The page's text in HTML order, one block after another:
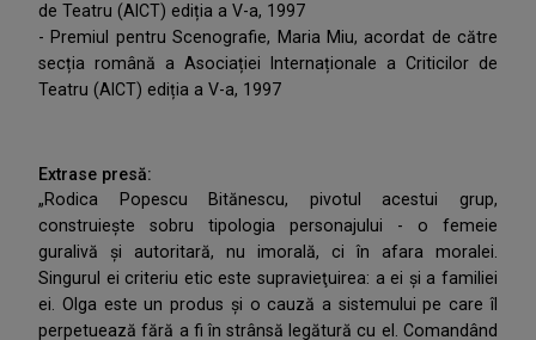
de Teatru (AICT) ediția a V-a, 1997
- Premiul pentru Scenografie, Maria Miu, acordat de către
secția română a Asociației Internaționale a Criticilor de
Teatru (AICT) ediția a V-a, 1997
Extrase presă:
„Rodica Popescu Bitănescu, pivotul acestui grup,
construieşte sobru tipologia personajului - o femeie
guralivă şi autoritară, nu imorală, ci în afara moralei.
Singurul ei criteriu etic este supravieţuirea: a ei şi a familiei
ei. Olga este un produs şi o cauză a sistemului pe care îl
perpetuează fără a fi în strânsă legătură cu el. Comandând